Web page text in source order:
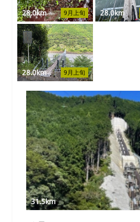
9月上旬
28.0km 28.0km
9月上旬
28.0km
31.5km